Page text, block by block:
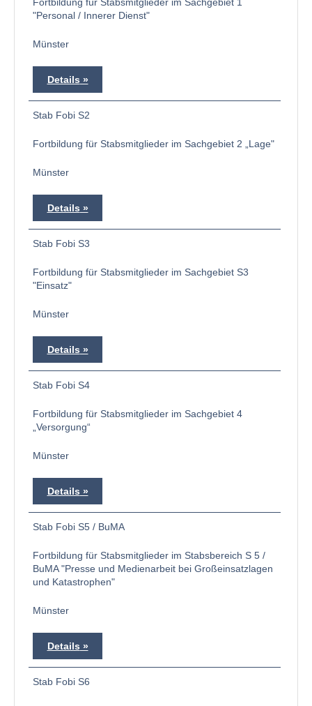
"Personal / Innerer Dienst"
Münster
Details
Stab Fobi S2
Fortbildung für Stabsmitglieder im Sachgebiet 2 „Lage"
Münster
Details
Stab Fobi S3
Fortbildung für Stabsmitglieder im Sachgebiet S3
"Einsatz"
Münster
Details
Stab Fobi S4
Fortbildung für Stabsmitglieder im Sachgebiet 4
„Versorgung“
Münster
Details
Stab Fobi S5 / BuMA
Fortbildung für Stabsmitglieder im Stabsbereich S 5 /
BuMA "Presse und Medienarbeit bei Großeinsatzlagen
und Katastrophen"
Münster
Details
Stab Fobi S6